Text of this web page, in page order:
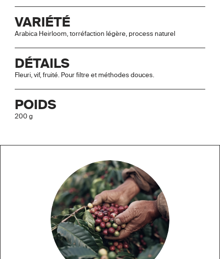
VARIÉTÉ
Arabica Heirloom, torréfaction légère, process naturel
DÉTAILS
Fleuri, vif, fruité. Pour filtre et méthodes douces.
POIDS
200 g